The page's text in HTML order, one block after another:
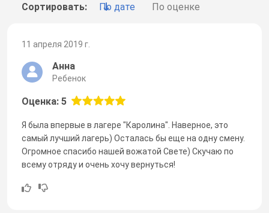
Сортировать: По дате По оценке
11 апреля 2019 г.
Анна
Ребенок
Оценка: 5
Я была впервые в лагере "Каролина". Наверное, это
самый лучший лагерь) Осталась бы еще на одну смену.
Огромное спасибо нашей вожатой Свете) Скучаю по
всему отряду и очень хочу вернуться!